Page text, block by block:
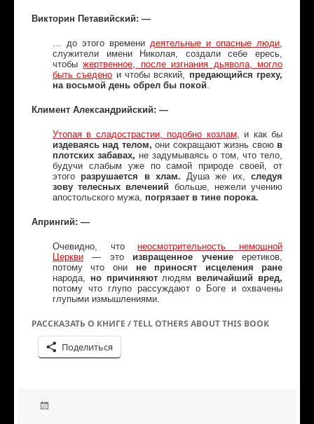
Викторин Петавийский: —
… до этого временидеятельные и опасные люди,
служители имени Николая, создали себе ересь,
чтобыжертвенное, после изгнания дьявола, могло
быть съедено и чтобы всякий, предающийся греху,
на восьмой день обрел бы покой.
Климент Александрийский: —
Утопая в сладострастии, подобно козлам, и как бы
издеваясь над телом, они сокращают жизнь свою в
плотских забавах, не задумываясь о том, что тело,
будучи слабым уже по самой природе своей, от
этогоразрушается в хлам. Душа же их,следуя
зову телесных влечений больше, нежели учению
апостольского мужа, погрязает в тине порока.
Апрингий: —
Очевидно, чтонеосмотрительность немощной
Церкви— это извращенное учениееретиков,
потому что они
не приносят исцеления ране
народа, но причиняютлюдям величайший вред,
потому что глупо рассуждают о Боге и охвачены
глупыми измышлениями.
РАССКАЗАТЬ О КНИГЕ / TELL OTHERS ABOUT THIS BOOK
Поделиться